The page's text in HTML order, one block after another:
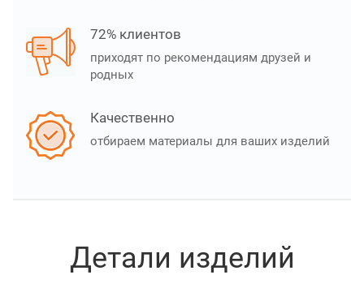
72% клиентов
приходят по рекомендациям друзей и
родных
Качественно
отбираем материалы для ваших изделий
Детали изделий